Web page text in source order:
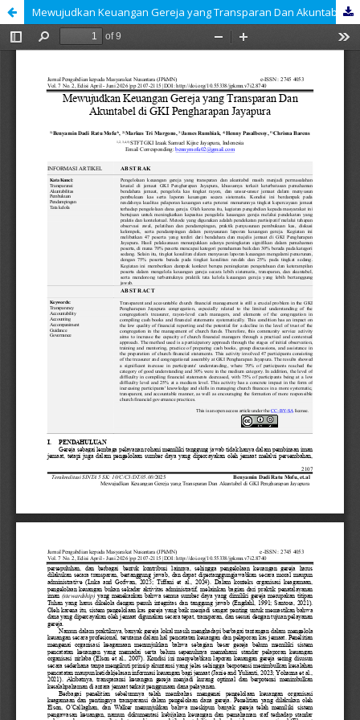
Mewujudkan Keuangan Gereja yang Transparan Dan Akuntabel di GKI Pengharapan Jayapura